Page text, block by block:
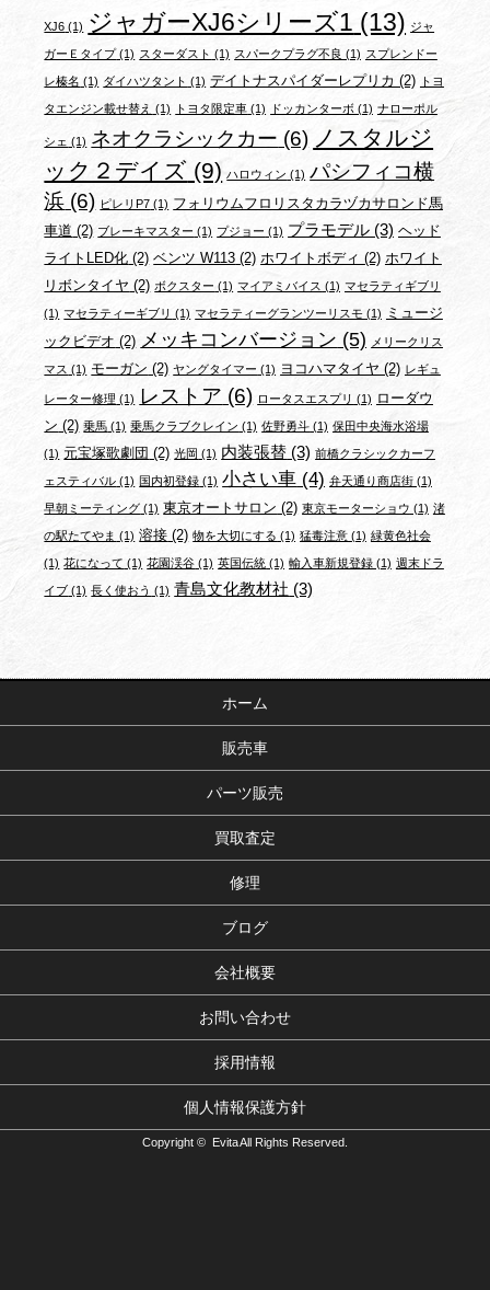
XJ6 (1) ジャガーXJ6シリーズ1 (13) ジャ
ガーＥタイプ(1) スターダスト (1) スパークプラグ不良 (1) スプレンドー
レ榛名 (1) ダイハツタント (1) デイトナスパイダーレプリカ (2) トヨ
タエンジン載せ替え (1) トヨタ限定車 (1) ドッカンターボ (1) ナローポル
シェ (1) ネオクラシックカー (6) ノスタルジ
ック２デイズ (9) ハロウィン (1) パシフィコ横
浜 (6) ピレリP7 (1) フォリウムフロリスタカラヅカサロンド馬
車道 (2) ブレーキマスター (1) プジョー (1) プラモデル (3) ヘッド
ライトLED化 (2) ベンツ W113 (2) ホワイトボディ (2) ホワイト
リボンタイヤ (2) ボクスター (1) マイアミバイス (1) マセラティギブリ
(1) マセラティーギブリ (1) マセラティーグランツーリスモ (1)
ミュージ
ックビデオ (2) メッキコンバージョン (5) メリークリス
マス (1) モーガン (2) ヤングタイマー (1) ヨコハマタイヤ (2) レギュ
レーター修理 (1) レストア (6) ロータスエスプリ (1) ローダウ
ン (2) 乗馬 (1) 乗馬クラブクレイン (1) 佐野勇斗 (1) 保田中央海水浴場
(1) 元宝塚歌劇団 (2) 光岡 (1) 内装張替 (3) 前橋クラシックカーフ
ェスティバル (1) 国内初登録 (1) 小さい車 (4) 弁天通り商店街(1)
早朝ミーティング (1) 東京オートサロン (2) 東京モーターショウ (1) 渚
の駅たてやま (1) 溶接 (2) 物を大切にする (1) 猛毒注意 (1) 緑黄色社会
(1) 花になって (1) 花園渓谷 (1) 英国伝統 (1) 輸入車新規登録(1) 週末ドラ
イブ (1) 長く使おう (1) 青島文化教材社 (3)
ホーム
販売車
パーツ販売
買取査定
修理
ブログ
会社概要
お問い合わせ
採用情報
個人情報保護方針
Copyright © Evita All Rights Reserved.